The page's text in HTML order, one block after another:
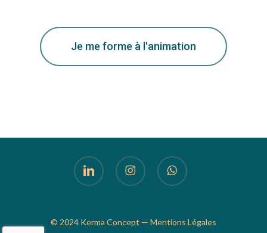
Je me forme à l'animation
linkedin instagram whatsapp
© 2024 Kerma Concept — Mentions Légales